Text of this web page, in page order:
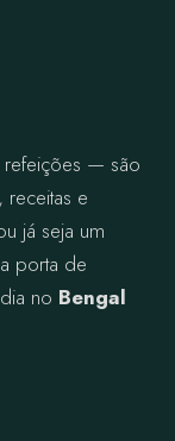
— são
receitas e
já seja um
porta de
no Bengal